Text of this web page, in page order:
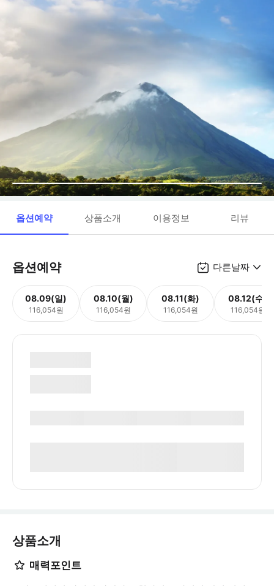
옵션예약 상품소개 이용정보 리뷰
옵션예약 다른날짜
08.09(일)
116,054원
08.10(월)
116,054원
08.11(화)
116,054원
08.12(수)
116,054원
상품소개
매력포인트